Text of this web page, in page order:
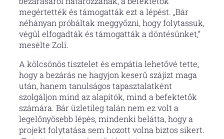
megértették és támogatták ezt a lépést. „Bár
néhányan próbáltak meggyőzni, hogy folytassuk,
végül elfogadták és támogatták a döntésünket,”
mesélte Zoli.
A kölcsönös tisztelet és empátia lehetővé tette,
hogy a bezárás ne hagyjon keserű szájízt maga
után, hanem tanulságos tapasztalatként
szolgáljon mind az alapítók, mind a befektetők
számára. Bár üzletileg talán nem ez volt a
legelőnyösebb lépés, mindenki belátta, hogy a
projekt folytatása sem hozott volna biztos sikert.